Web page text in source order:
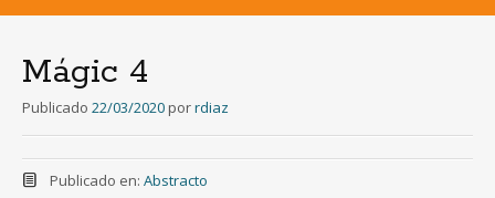
contenido
Mágic 4
Publicado 22/03/2020 porrdiaz
Publicado en: Abstracto